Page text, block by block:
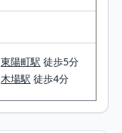
東陽町駅 徒歩5分
木場駅 徒歩4分